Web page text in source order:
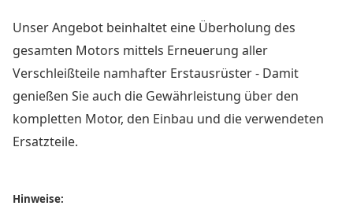
Unser Angebot beinhaltet eine Überholung des
gesamten Motors mittels Erneuerung aller
Verschleißteile namhafter Erstausrüster - Damit
genießen Sie auch die Gewährleistung über den
kompletten Motor, den Einbau und die verwendeten
Ersatzteile.
Hinweise: